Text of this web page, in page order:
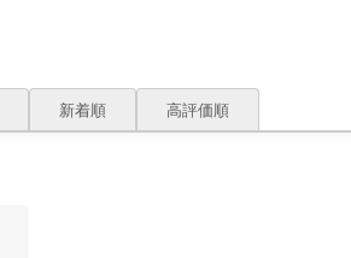
新着順 高評価順